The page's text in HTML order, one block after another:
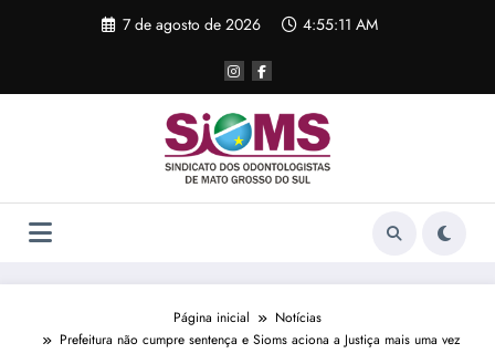
7 de agosto de 2026 4:55:11 AM
Página inicial
Notícias
Prefeitura não cumpre sentença e Sioms aciona a Justiça mais uma vez